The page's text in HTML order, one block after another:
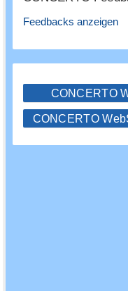
Feedbacks anzeigen
CONCERTO
CONCERTO